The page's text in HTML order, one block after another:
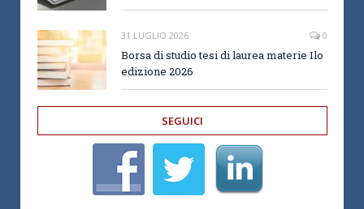
31 LUGLIO 2026 0
Borsa di studio tesi di laurea materie Ilo
edizione 2026
SEGUICI